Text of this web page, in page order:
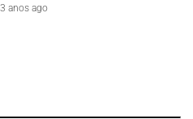
3 anos ago